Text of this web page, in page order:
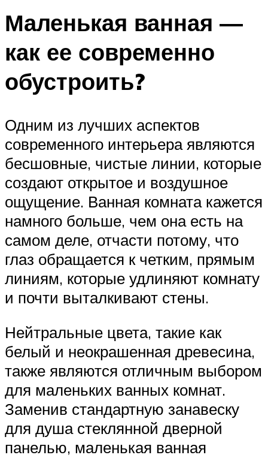
Маленькая ванная —
как ее современно
обустроить?
Одним из лучших аспектов
современного интерьера являются
бесшовные, чистые линии, которые
создают открытое и воздушное
ощущение. Ванная комната кажется
намного больше, чем она есть на
самом деле, отчасти потому, что
глаз обращается к четким, прямым
линиям, которые удлиняют комнату
и почти выталкивают стены.
Нейтральные цвета, такие как
белый и неокрашенная древесина,
также являются отличным выбором
для маленьких ванных комнат.
Заменив стандартную занавеску
для душа стеклянной дверной
панелью, маленькая ванная